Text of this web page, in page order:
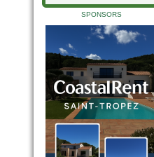
SPONSORS